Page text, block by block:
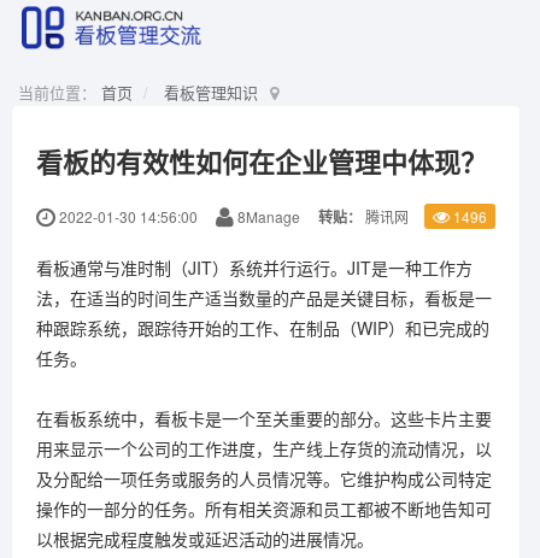
当前位置： 首页 看板管理知识
看板的有效性如何在企业管理中体现？
2022-01-30 14:56:00 8Manage 转贴： 腾讯网 1496
看板通常与准时制（JIT）系统并行运行。JIT是一种工作方
法，在适当的时间生产适当数量的产品是关键目标，看板是一
种跟踪系统，跟踪待开始的工作、在制品（WIP）和已完成的
任务。
在看板系统中，看板卡是一个至关重要的部分。这些卡片主要
用来显示一个公司的工作进度，生产线上存货的流动情况，以
及分配给一项任务或服务的人员情况等。它维护构成公司特定
操作的一部分的任务。所有相关资源和员工都被不断地告知可
以根据完成程度触发或延迟活动的进展情况。